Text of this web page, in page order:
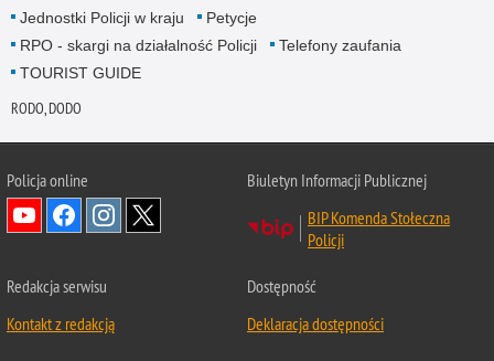
Jednostki Policji w kraju
Petycje
RPO - skargi na działalność Policji
Telefony zaufania
TOURIST GUIDE
RODO, DODO
Policja online
Biuletyn Informacji Publicznej
BIP Komenda Stołeczna
Policji
Redakcja serwisu
Kontakt z redakcją
Dostępność
Deklaracja dostępności